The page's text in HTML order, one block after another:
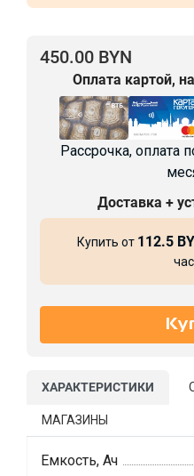
450.00 BYN
Оплата картой,
Рассрочка, оплата
Доставка +
Купить от 112.5
ХАРАКТЕРИСТИКИ
МАГАЗИНЫ
Емкость, Ач